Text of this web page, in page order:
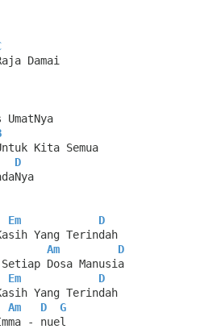
Damai
UmatNya
Kita Semua
D
Em
D
Yang Terindah
Am
D
Dosa Manusia
Em
D
Yang Terindah
Am D
G
- nuel